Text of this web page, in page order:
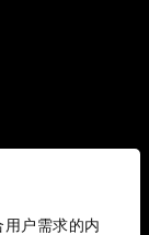
户需求的内